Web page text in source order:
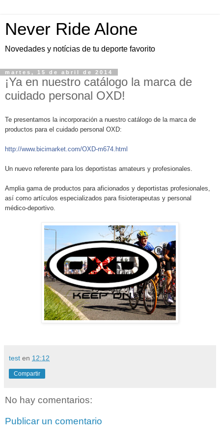
Never Ride Alone
Novedades y notícias de tu deporte favorito
martes, 15 de abril de 2014
¡Ya en nuestro catálogo la marca de
cuidado personal OXD!
Te presentamos la incorporación a nuestro catálogo de la marca de
productos para el cuidado personal OXD:
http://www.bicimarket.com/OXD-m674.html
Un nuevo referente para los deportistas amateurs y profesionales.
Amplia gama de productos para aficionados y deportistas profesionales,
así como artículos especializados para fisioterapeutas y personal
médico-deportivo.
test en 12:12
Compartir
No hay comentarios:
Publicar un comentario